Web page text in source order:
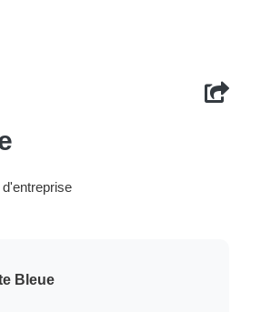
Bleue